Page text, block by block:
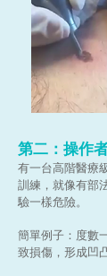
第二：操作
有一台高階醫療
訓練，就像有部
驗一樣危險。
簡單例子：度數
致損傷，形成凹